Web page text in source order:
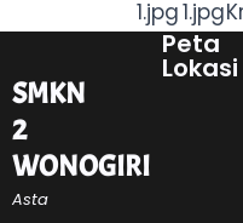
SMKN
2
WONOGIRI
Asta
Tanpa
Sepi Ing
Lokasi